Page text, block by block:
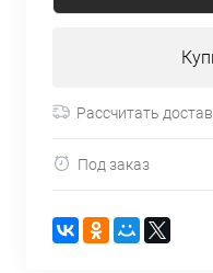
Рассчитать
Под заказ